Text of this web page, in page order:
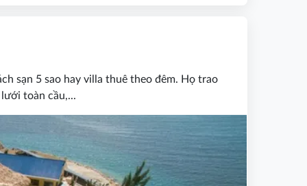
sạn 5 sao hay villa thuê theo đêm. Họ trao
toàn cầu,...